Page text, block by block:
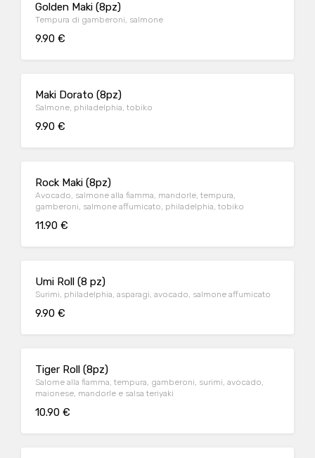
Golden Maki (8pz)
Tempura di gamberoni, salmone
9.90 €
Maki Dorato (8pz)
Salmone, philadelphia, tobiko
9.90 €
Rock Maki (8pz)
Avocado, salmone alla fiamma, mandorle, tempura,
gamberoni, salmone affumicato, philadelphia, tobiko
11.90 €
Umi Roll (8 pz)
Surimi, philadelphia, asparagi, avocado, salmone affumicato
9.90 €
Tiger Roll (8pz)
Salome alla fiamma, tempura, gamberoni, surimi, avocado,
maionese, mandorle e salsa teriyaki
10.90 €